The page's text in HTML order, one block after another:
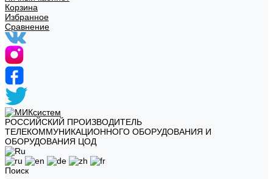
Корзина
Избранное
Сравнение
РОССИЙСКИЙ ПРОИЗВОДИТЕЛЬ
ТЕЛЕКОММУНИКАЦИОННОГО ОБОРУДОВАНИЯ И
ОБОРУДОВАНИЯ ЦОД
Поиск